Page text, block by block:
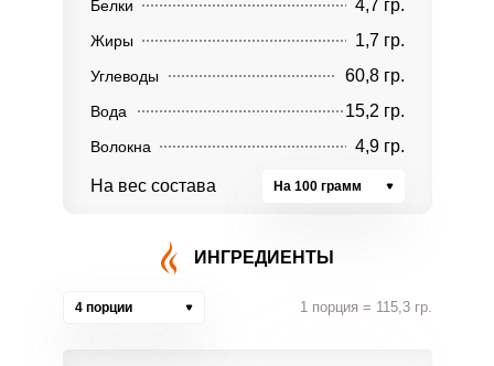
Белки 4,7 гр.
Жиры 1,7 гр.
Углеводы 60,8 гр.
Вода 15,2 гр.
Волокна 4,9 гр.
На вес состава На 100 грамм
ИНГРЕДИЕНТЫ
4 порции 1 порция = 115,3 гр.